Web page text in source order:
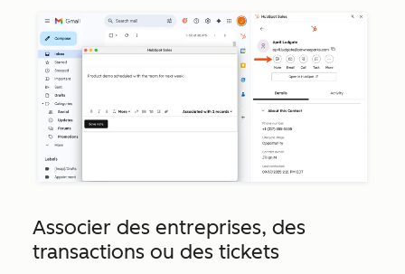
Associer des entreprises, des
transactions ou des tickets